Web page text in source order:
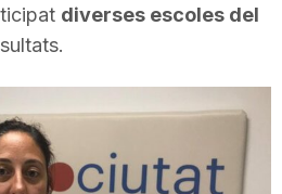
diverses escoles del